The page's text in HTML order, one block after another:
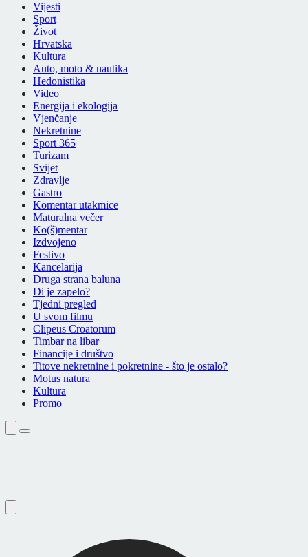
Vijesti
Sport
Život
Hrvatska
Kultura
Auto, moto & nautika
Hedonistika
Video
Energija i ekologija
Vjenčanje
Nekretnine
Sport 365
Turizam
Svijet
Zdravlje
Gastro
Komentar utakmice
Maturalna večer
Ko(š)mentar
Izdvojeno
Festivo
Kancelarija
Druga strana baluna
Di je zapelo?
Tjedni pregled
U svom filmu
Clipeus Croatorum
Timbar na libar
Financije i društvo
Titove nekretnine i pokretnine - što je ostalo?
Motus natura
Kultura
Promo